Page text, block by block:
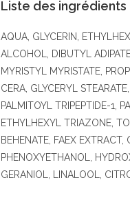
Liste des ingrédients
AQUA, GLYCERIN,
ALCOHOL, DIBUTYL
MYRISTYL MYRISTATE,
CERA, GLYCERYL
PALMITOYL TRIPEPTIDE-1,
ETHYLHEXYL TRIAZONE,
BEHENATE, FAEX
PHENOXYETHANOL,
GERANIOL, LINALOOL,